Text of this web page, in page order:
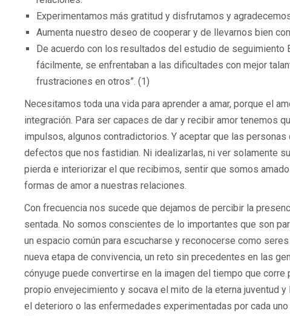
Experimentamos más gratitud y disfrutamos y
Aumenta nuestro deseo de cooperar y de llevarnos bien
De acuerdo con los resultados del estudio de seguimiento
fácilmente, se enfrentaban a las dificultades con mejor
frustraciones en otros”. (1)
Necesitamos toda una vida para aprender a amar, porque el
integración. Para ser capaces de dar y recibir amor tenemos
impulsos, algunos contradictorios. Y aceptar que las
defectos que nos fastidian. Ni idealizarlas, ni ver solamente
pierda e interiorizar el que recibimos, sentir que somos
formas de amor a nuestras relaciones.
Con frecuencia nos sucede que dejamos de percibir la
sentada. No somos conscientes de lo importantes que son
un espacio común para escucharse y reconocerse como
nueva etapa de convivencia, un reto sin precedentes en las
cónyuge puede convertirse en la imagen del tiempo que
propio envejecimiento y socava el mito de la eterna juventud
el deterioro o las enfermedades experimentadas por cada